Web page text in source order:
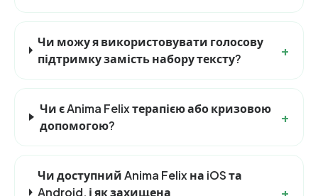
Чи можу я використовувати голосову
підтримку замість набору тексту?
+
Чи є Anima Felix терапією або кризовою
допомогою?
+
Чи доступний Anima Felix на iOS та
Android, і як захищена
+